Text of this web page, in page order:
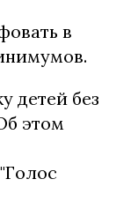
в
детей без
этом